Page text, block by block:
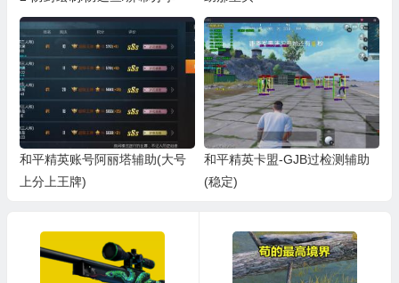
和平精英账号阿丽塔辅助(大号
上分上王牌)
和平精英卡盟-GJB过检测辅助
(稳定)